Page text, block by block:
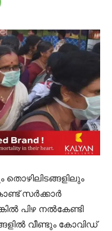
സര്‍ക്കാര്‍
പിഴ നല്‍കേണ്ടി
വീണ്ടും കോവിഡ്